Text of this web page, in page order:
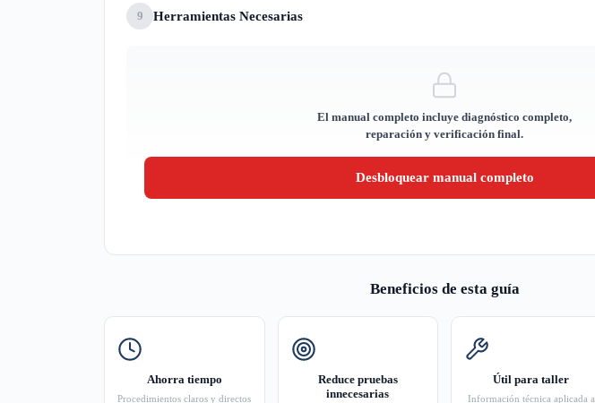
9 Herramientas Necesarias
El manual completo incluye diagnóstico completo,
reparación y verificación final.
Desbloquear manual completo
Beneficios de esta guía
Ahorra tiempo
Procedimientos claros y directos
Reduce pruebas
innecesarias
Útil para taller
Información técnica aplicada a